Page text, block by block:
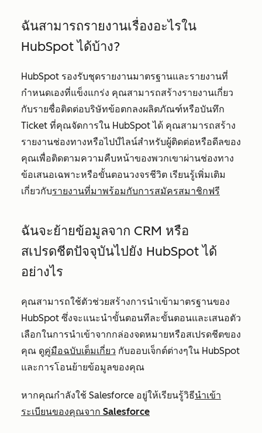
ฉันสามารถรายงานเรื่องอะไรใน
HubSpot ได้บ้าง?
HubSpot รองรับชุดรายงานมาตรฐานและรายงานที่
กำหนดเองที่แข็งแกร่ง คุณสามารถสร้างรายงานเกี่ยว
กับรายชื่อติดต่อบริษัทข้อตกลงผลิตภัณฑ์หรือบันทึก
Ticket ที่คุณจัดการใน HubSpot ได้ คุณสามารถสร้าง
รายงานช่องทางหรือไปป์ไลน์สำหรับผู้ติดต่อหรือดีลของ
คุณเพื่อติดตามความคืบหน้าของพวกเขาผ่านช่องทาง
ข้อเสนอเฉพาะหรือขั้นตอนวงจรชีวิต เรียนรู้เพิ่มเติม
เกี่ยวกับรายงานที่มาพร้อมกับการสมัครสมาชิกฟรี
ฉันจะย้ายข้อมูลจาก CRM หรือ
สเปรดชีตปัจจุบันไปยัง HubSpot ได้
อย่างไร
คุณสามารถใช้ตัวช่วยสร้างการนำเข้ามาตรฐานของ
HubSpot ซึ่งจะแนะนำขั้นตอนทีละขั้นตอนและเสนอตัว
เลือกในการนำเข้าจากกล่องจดหมายหรือสเปรดชีตของ
คุณ ดูคู่มือฉบับเต็มเกี่ยว กับออบเจ็กต์ต่างๆใน HubSpot
และการโอนย้ายข้อมูลของคุณ
หากคุณกำลังใช้ Salesforce อยู่ให้เรียนรู้วิธีนำเข้า
ระเบียนของคุณจาก Salesforce